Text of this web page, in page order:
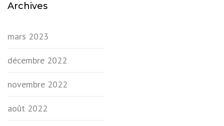
Archives
mars 2023
décembre 2022
novembre 2022
août 2022